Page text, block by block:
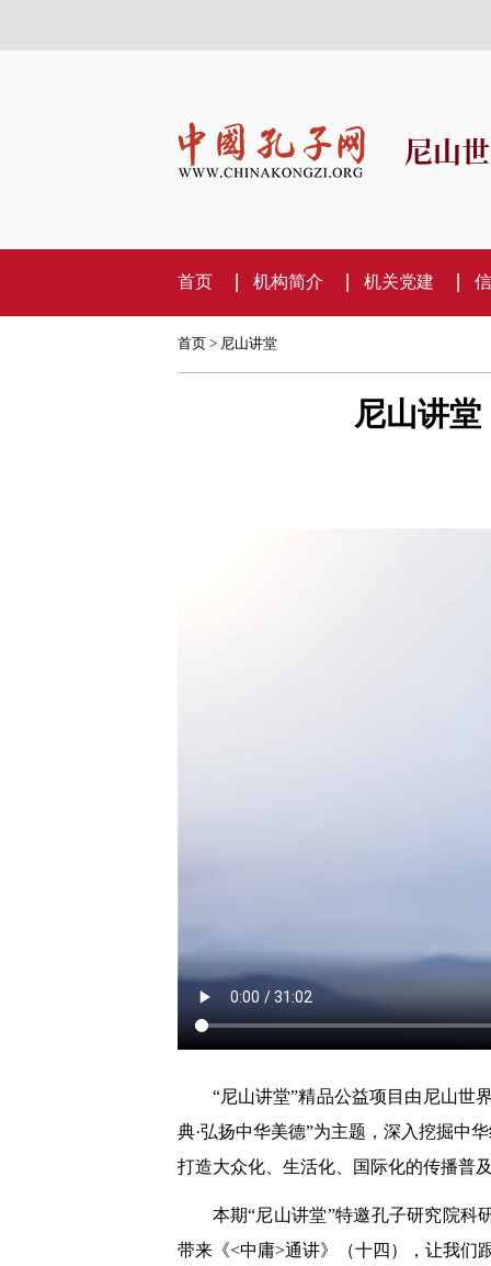
尼山
首页 机构简介 机关党建
首页> 尼山讲堂
尼山讲
“尼山讲堂”精品公益项目由尼山世
典·弘扬中华美德”为主题，深入挖掘中
打造大众化、生活化、国际化的传播普
本期“尼山讲堂”特邀孔子研究院科
带来《<中庸>通讲》（十四），让我们